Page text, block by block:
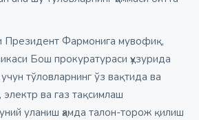
Президент Фармонига мувофиқ,
Бош прокуратураси ҳузурида
тўловларнинг ўз вақтида ва
ва газ тақсимлаш
уланиш ҳамда талон-торож қилиш